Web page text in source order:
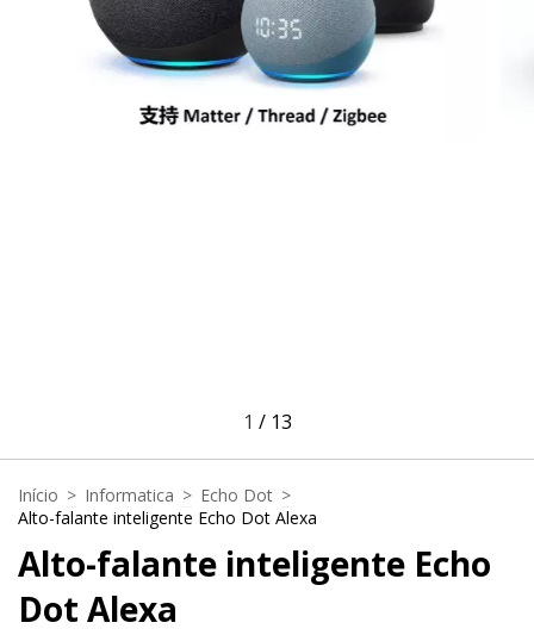
1 / 13
Início > Informatica > Echo Dot >
Alto-falante inteligente Echo Dot Alexa
Alto-falante inteligente Echo
Dot Alexa